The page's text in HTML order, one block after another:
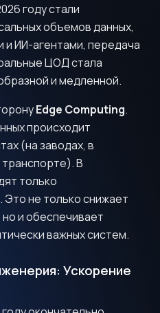
году стали
объемов данных,
ИИ-агентами, передача
ЦОД стала
и медленной.
Edge Computing.
происходит
(на заводах, в
В
только
Это не только снижает
но и обеспечивает
важных систем.
Ускорение
response